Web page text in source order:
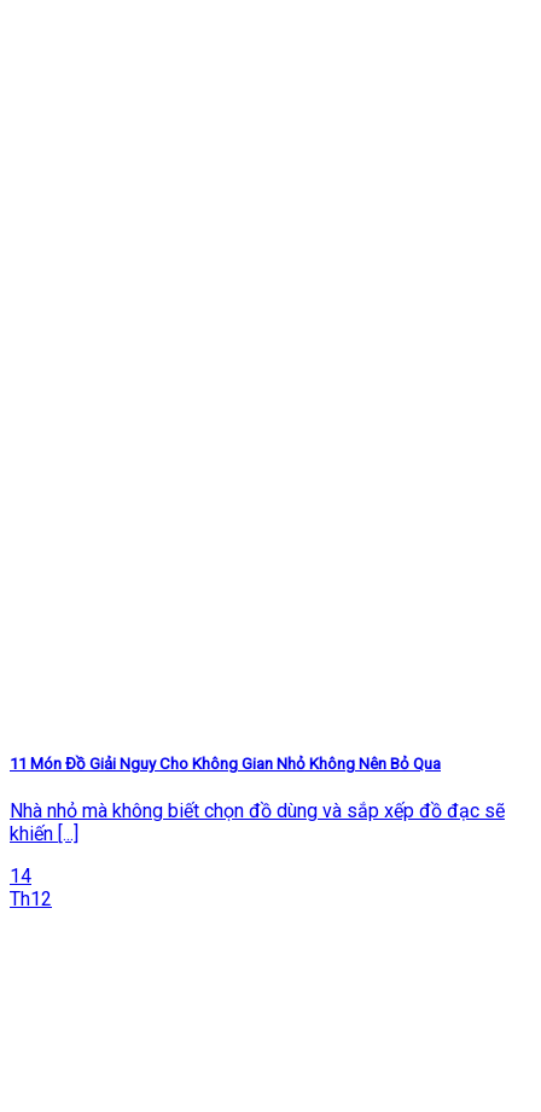
11 Món Đồ Giải Nguy Cho Không Gian Nhỏ Không Nên Bỏ Qua
Nhà nhỏ mà không biết chọn đồ dùng và sắp xếp đồ đạc sẽ
khiến [...]
14
Th12